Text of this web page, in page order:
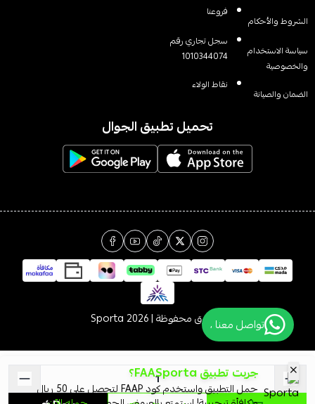
الشروط والأحكام
سياسة الاستخدام
والخصوصية
الضمان والصيانة
فروعنا
سجل تجاري رقم
1010344074
نقاط الولاء
تحميل تطبيق الجوال
الحقوق محفوظة | 2026 Sporta تواصل معنا ،
جربت تطبيق FAASporta؟
حمل التطبيق واستخدم كود FAAP لتحصل على 50 ريال